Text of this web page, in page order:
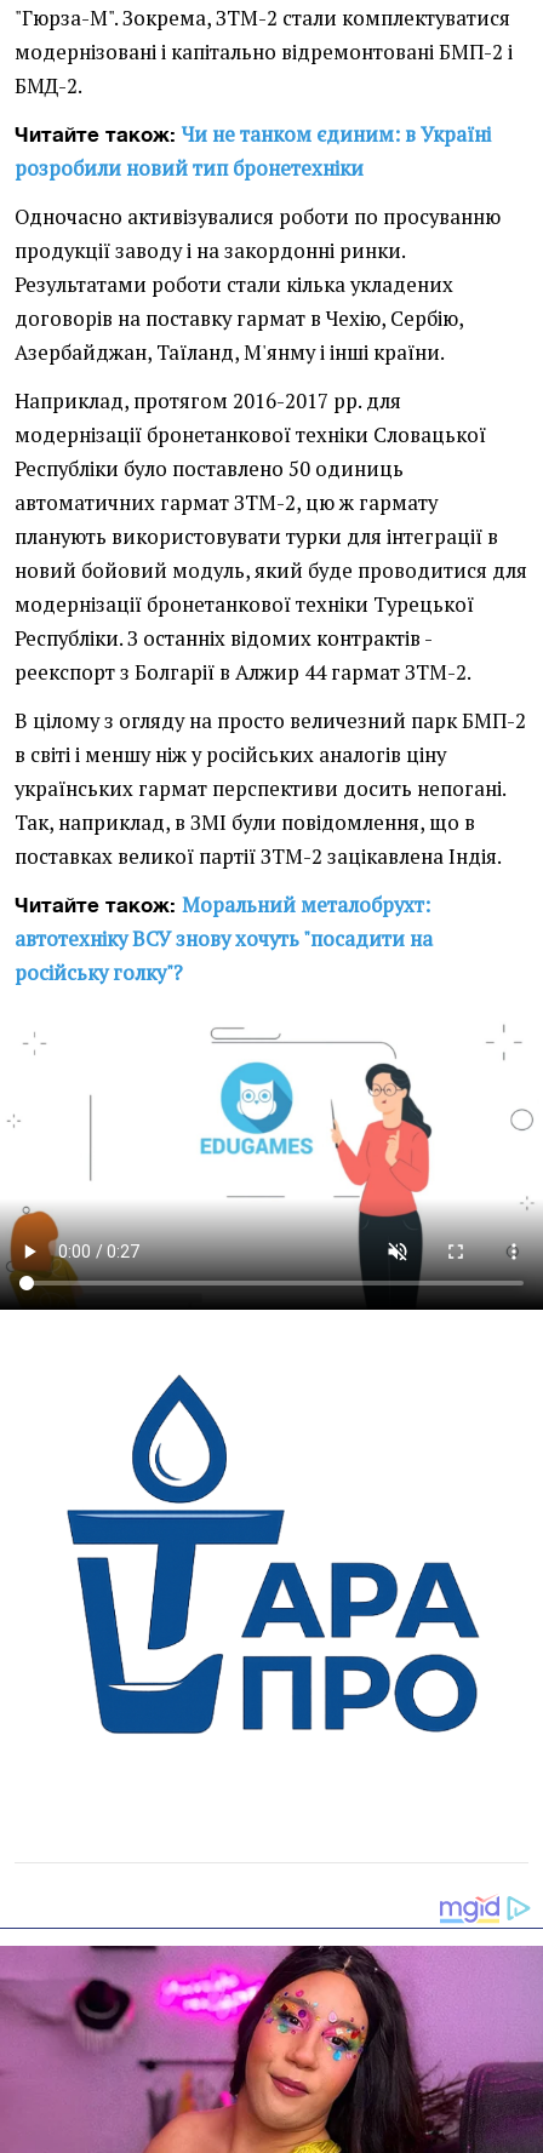
"Гюрза-М". Зокрема, ЗТМ-2 стали комплектуватися
модернізовані і капітально відремонтовані БМП-2 і
БМД-2.
Читайте також:Чи не танком єдиним: в Україні
розробили новий тип бронетехніки
Одночасно активізувалися роботи по просуванню
продукції заводу і на закордонні ринки.
Результатами роботи стали кілька укладених
договорів на поставку гармат в Чехію, Сербію,
Азербайджан, Таїланд, М'янму і інші країни.
Наприклад, протягом 2016-2017 рр. для
модернізації бронетанкової техніки Словацької
Республіки було поставлено 50 одиниць
автоматичних гармат ЗТМ-2, цю ж гармату
планують використовувати турки для інтеграції в
новий бойовий модуль, який буде проводитися для
модернізації бронетанкової техніки Турецької
Республіки. З останніх відомих контрактів -
реекспорт з Болгарії в Алжир 44 гармат ЗТМ-2.
В цілому з огляду на просто величезний парк БМП-2
в світі і меншу ніж у російських аналогів ціну
українських гармат перспективи досить непогані.
Так, наприклад, в ЗМІ були повідомлення, що в
поставках великої партії ЗТМ-2 зацікавлена Індія.
Читайте також: Моральний металобрухт:
автотехніку ВСУ знову хочуть "посадити на
російську голку"?